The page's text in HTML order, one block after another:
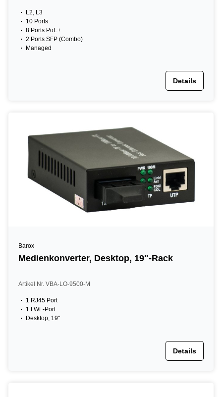
L2, L3
10 Ports
8 Ports PoE+
2 Ports SFP (Combo)
Managed
Details
Barox
Medienkonverter, Desktop, 19"-Rack
Artikel Nr. VBA-LO-9500-M
1 RJ45 Port
1 LWL-Port
Desktop, 19"
Details